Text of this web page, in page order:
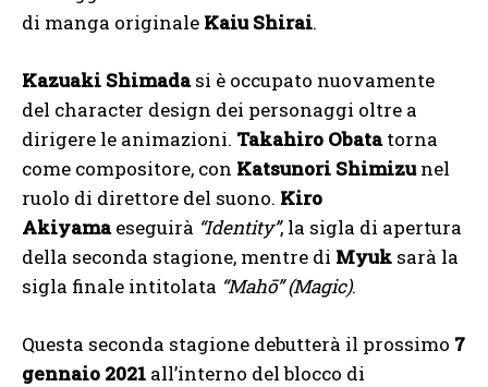
di manga originale Kaiu Shirai.
Kazuaki Shimadasi è occupato nuovamente
del character design dei personaggi oltre a
dirigere le animazioni. Takahiro Obatatorna
come compositore, con Katsunori Shimizunel
ruolo di direttore del suono. Kiro
Akiyamaeseguirà “Identity”, la sigla di apertura
della seconda stagione, mentre di Myuk sarà la
sigla finale intitolata “Mahō” (Magic).
Questa seconda stagione debutterà il prossimo 7
gennaio 2021 all’interno del blocco di